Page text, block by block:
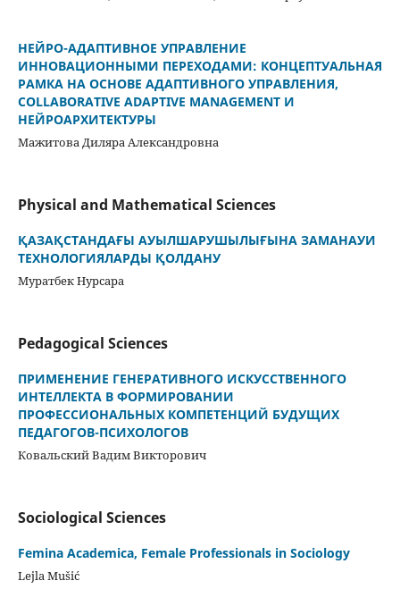
НЕЙРО-АДАПТИВНОЕ УПРАВЛЕНИЕ
ИННОВАЦИОННЫМИ ПЕРЕХОДАМИ: КОНЦЕПТУАЛЬНАЯ
РАМКА НА ОСНОВЕ АДАПТИВНОГО УПРАВЛЕНИЯ,
COLLABORATIVE ADAPTIVE MANAGEMENT И
НЕЙРОАРХИТЕКТУРЫ
Мажитова Диляра Александровна
Physical and Mathematical Sciences
ҚАЗАҚСТАНДАҒЫ АУЫЛШАРУШЫЛЫҒЫНА ЗАМАНАУИ
ТЕХНОЛОГИЯЛАРДЫ ҚОЛДАНУ
Муратбек Нурсара
Pedagogical Sciences
ПРИМЕНЕНИЕ ГЕНЕРАТИВНОГО ИСКУССТВЕННОГО
ИНТЕЛЛЕКТА В ФОРМИРОВАНИИ
ПРОФЕССИОНАЛЬНЫХ КОМПЕТЕНЦИЙ БУДУЩИХ
ПЕДАГОГОВ-ПСИХОЛОГОВ
Ковальский Вадим Викторович
Sociological Sciences
Femina Academica, Female Professionals in Sociology
Lejla Mušić